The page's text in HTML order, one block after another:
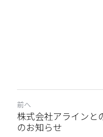
前へ
株式会社アラインと
のお知らせ